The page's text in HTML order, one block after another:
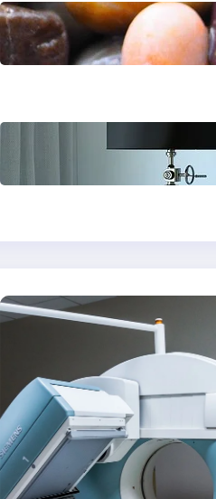
Ile kosztuje
przewodnik
w
gabinet